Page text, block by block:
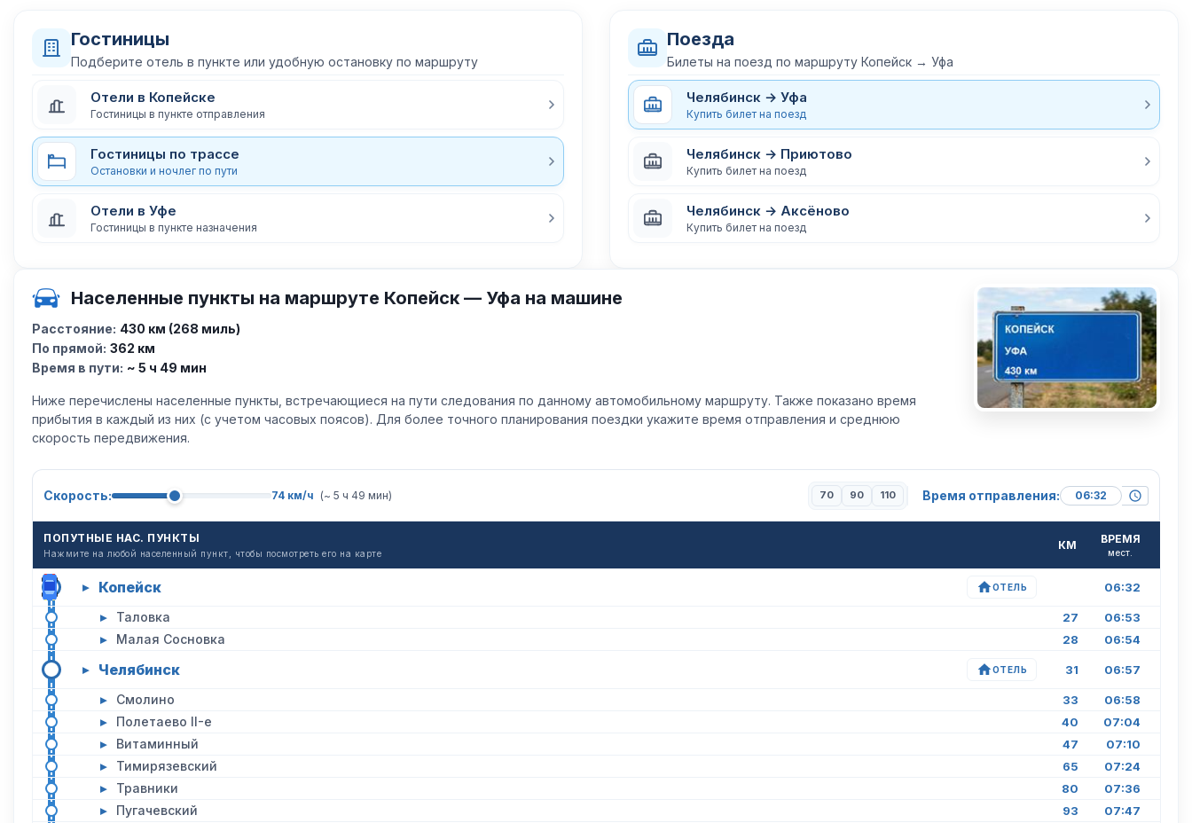
Гостиницы
Подберите отель в пункте или удобную остановку по маршруту
Отели в Копейске
Гостиницы в пункте отправления
Гостиницы по трассе
Остановки и ночлег по пути
Отели в Уфе
Гостиницы в пункте назначения
Поезда
Билеты на поезд по маршруту Копейск → Уфа
Челябинск → Уфа
Купить билет на поезд
Челябинск → Приютово
Купить билет на поезд
Челябинск → Аксёново
Купить билет на поезд
Населенные пункты на маршруте Копейск — Уфа на машине
Расстояние: 430 км (268 миль)
По прямой: 362 км
Время в пути: ~ 5 ч 49 мин
Ниже перечислены населенные пункты, встречающиеся на пути следования по данному автомобильному маршруту. Также показано время
прибытия в каждый из них (с учетом часовых поясов). Для более точного планирования поездки укажите время отправления и среднюю
скорость передвижения.
Скорость: 74 км/ч (~ 5 ч 49 мин) 70 90 110 Время отправления:
ПОПУТНЫЕ НАС. ПУНКТЫ
Нажмите на любой населенный пункт, чтобы посмотреть его на карте
КМ ВРЕМЯ
мест.
▸ Копейск ОТЕЛЬ 06:32
▸ Таловка 27 06:53
▸ Малая Сосновка 28 06:54
▸ Челябинск ОТЕЛЬ 31 06:57
▸ Смолино 33 06:58
▸ Полетаево II-е 40 07:04
▸ Витаминный 47 07:10
▸ Тимирязевский 65 07:24
▸ Травники 80 07:36
▸ Пугачевский 93 07:47